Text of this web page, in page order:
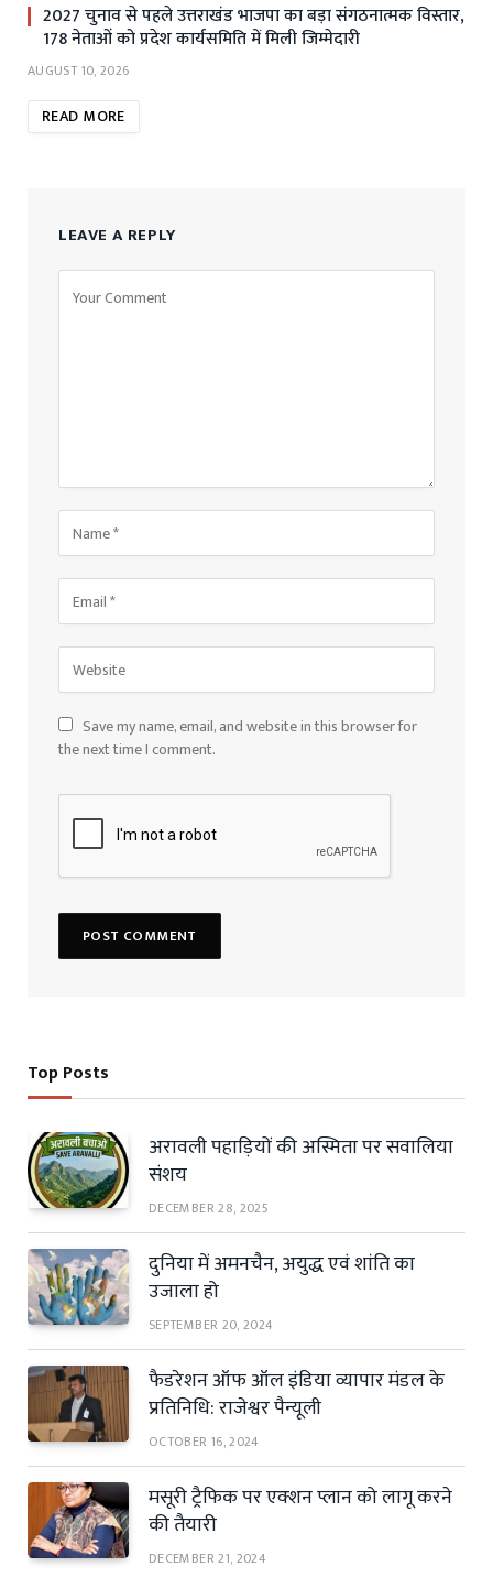
2027 चुनाव से पहले उत्तराखंड भाजपा का बड़ा संगठनात्मक विस्तार,
178 नेताओं को प्रदेश कार्यसमिति में मिली जिम्मेदारी
AUGUST 10, 2026
READ MORE
LEAVE A REPLY
Save my name, email, and website in this browser for
the next time I comment.
Top Posts
अरावली पहाड़ियों की अस्मिता पर सवालिया
संशय
DECEMBER 28, 2025
दुनिया में अमनचैन, अयुद्ध एवं शांति का
उजाला हो
SEPTEMBER 20, 2024
फैडरेशन ऑफ ऑल इंडिया व्यापार मंडल के
प्रतिनिधि: राजेश्वर पैन्यूली
OCTOBER 16, 2024
मसूरी ट्रैफिक पर एक्शन प्लान को लागू करने
की तैयारी
DECEMBER 21, 2024